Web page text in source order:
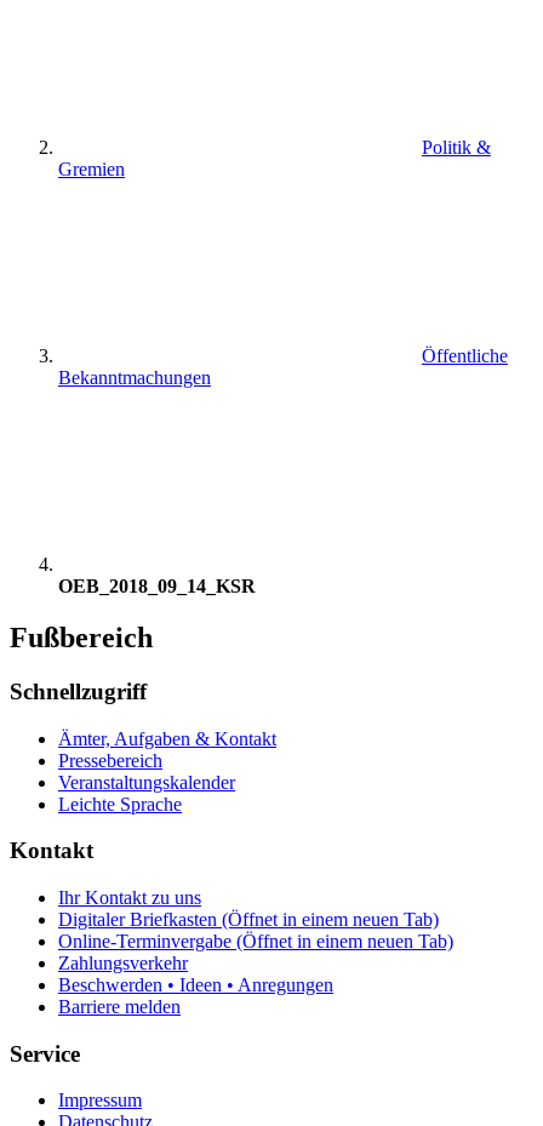
Politik &
Gremien
Öffentliche
Bekanntmachungen
OEB_2018_09_14_KSR
Fußbereich
Schnellzugriff
Ämter, Aufgaben & Kontakt
Pressebereich
Veranstaltungskalender
Leichte Sprache
Kontakt
Ihr Kontakt zu uns
Digitaler Briefkasten (Öffnet in einem neuen Tab)
Online-Terminvergabe (Öffnet in einem neuen Tab)
Zahlungsverkehr
Beschwerden • Ideen • Anregungen
Barriere melden
Service
Impressum